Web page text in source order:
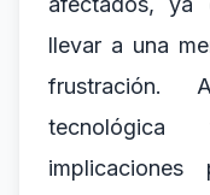
llevar a una
frustración.